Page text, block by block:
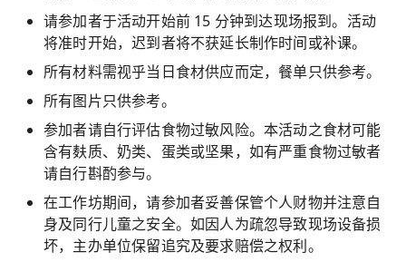
请参加者于活动开始前 15 分钟到达现场报到。活动
将准时开始，迟到者将不获延长制作时间或补课。
所有材料需视乎当日食材供应而定，餐单只供参考。
所有图片只供参考。
参加者请自行评估食物过敏风险。本活动之食材可能
含有麸质、奶类、蛋类或坚果，如有严重食物过敏者
请自行斟酌参与。
在工作坊期间，请参加者妥善保管个人财物并注意自
身及同行儿童之安全。如因人为疏忽导致现场设备损
坏，主办单位保留追究及要求赔偿之权利。